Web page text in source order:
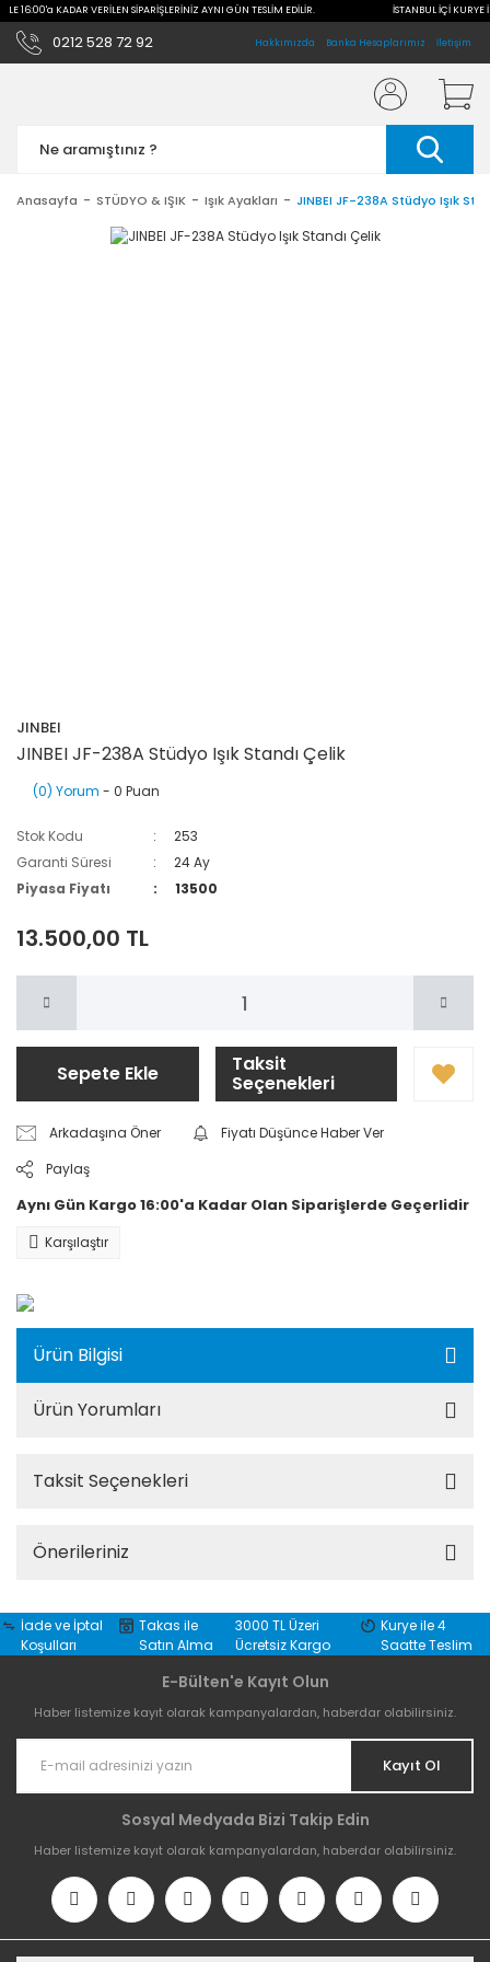
İLE 16:00'a KADAR VERİLEN SİPARİŞLERİNİZ AYNI GÜN TESLİM EDİLİR. İSTANBUL İÇİ KURYE
0212 528 72 92 Hakkımızda Banka Hesaplarımız İletişim
Anasayfa STÜDYO & IŞIK Işık Ayakları JINBEI JF-238A Stüdyo Işık
JINBEI
JINBEI JF-238A Stüdyo Işık Standı Çelik
(0) Yorum - 0 Puan
Stok Kodu
253
Garanti Süresi
24 Ay
Piyasa Fiyatı
13500
13.500,00 TL
Sepete Ekle Taksit
Seçenekleri
Arkadaşına Öner
Fiyatı Düşünce Haber Ver
Paylaş
Aynı Gün Kargo 16:00'a Kadar Olan Siparişlerde Geçerlidir
Karşılaştır
Ürün Bilgisi
Ürün Yorumları
Taksit Seçenekleri
Önerileriniz
İade ve İptal
Koşulları
Takas ile
Satın Alma
3000 TL Üzeri
Ücretsiz Kargo
Kurye ile 4
Saatte Teslim
E-Bülten'e Kayıt Olun
Haber listemize kayıt olarak kampanyalardan, haberdar olabilirsiniz.
Kayıt Ol
Sosyal Medyada Bizi Takip Edin
Haber listemize kayıt olarak kampanyalardan, haberdar olabilirsiniz.